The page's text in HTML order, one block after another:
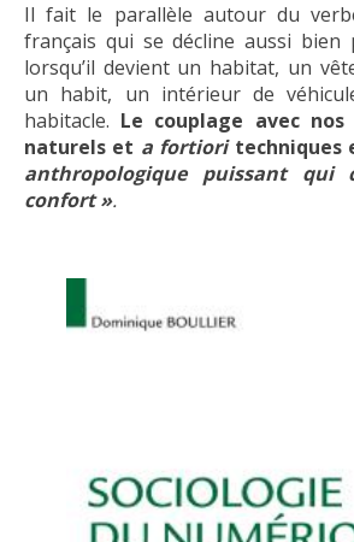
Il fait le parallèle autour du
français qui se décline aussi
lorsqu’il devient un habitat, un
un habit, un intérieur de
habitacle. Le couplage avec nos
naturels et a fortioritechniques
anthropologique puissant qui
confort ».